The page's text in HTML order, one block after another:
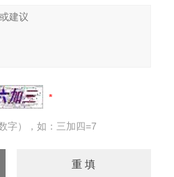
字），如：三加四=7